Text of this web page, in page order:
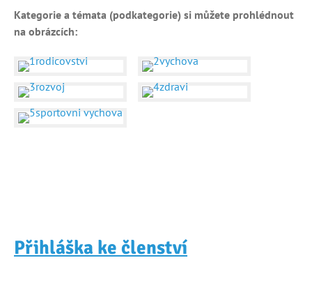
Kategorie a témata (podkategorie) si můžete prohlédnout
na obrázcích:
Přihláška ke členství